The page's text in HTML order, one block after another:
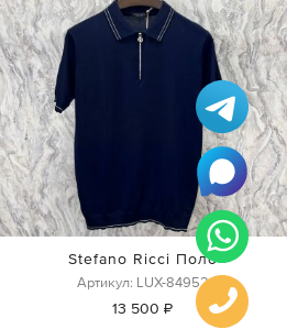
Stefano Ricci Поло
Артикул: LUX-84952
13 500 ₽